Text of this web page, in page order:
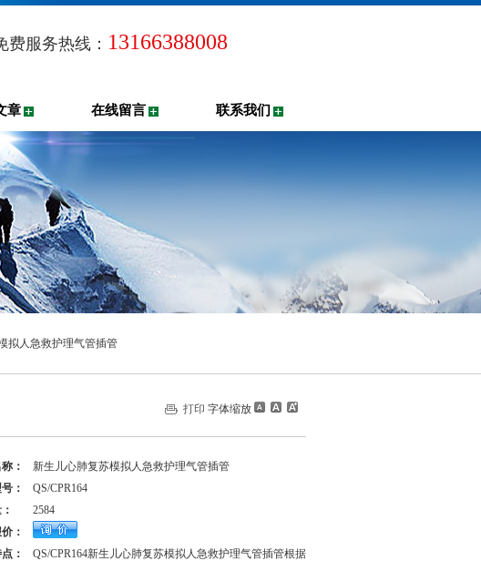
费服务热线： 13166388008
章 在线留言 联系我们
拟人急救护理气管插管
打印 字体缩放
：
新生儿心肺复苏模拟人急救护理气管插管
：
QS/CPR164
2584
：
：
QS/CPR164新生儿心肺复苏模拟人急救护理气管插管根据